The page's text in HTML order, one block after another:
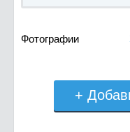
Фотографии
+